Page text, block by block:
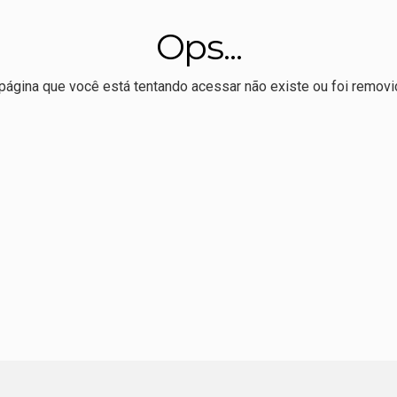
custa mais do que a vida pode esperar
livro sobre Totó Paes defende preservação da Usina
Ops...
que você está tentando acessar não existe ou foi